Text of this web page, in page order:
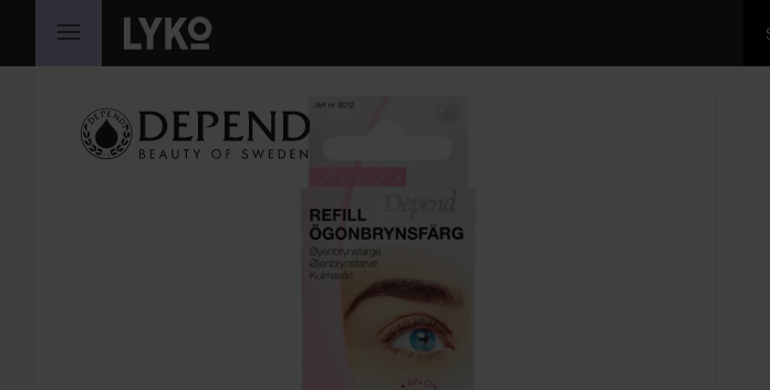
HOPPA TILL INNEHÅLLET
HOPPA ÖVER SEKTIONEN